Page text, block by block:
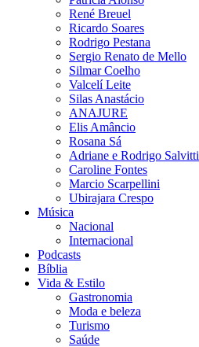
René Breuel
Ricardo Soares
Rodrigo Pestana
Sergio Renato de Mello
Silmar Coelho
Valcelí Leite
Silas Anastácio
ANAJURE
Elis Amâncio
Rosana Sá
Adriane e Rodrigo Salvitti
Caroline Fontes
Marcio Scarpellini
Ubirajara Crespo
Música
Nacional
Internacional
Podcasts
Bíblia
Vida & Estilo
Gastronomia
Moda e beleza
Turismo
Saúde